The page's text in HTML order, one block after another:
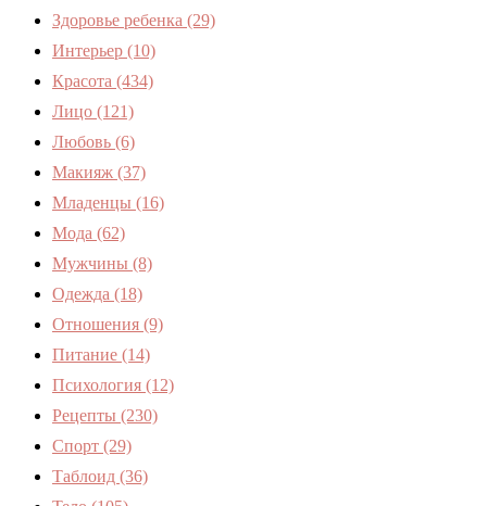
Здоровье ребенка (29)
Интерьер (10)
Красота (434)
Лицо (121)
Любовь (6)
Макияж (37)
Младенцы (16)
Мода (62)
Мужчины (8)
Одежда (18)
Отношения (9)
Питание (14)
Психология (12)
Рецепты (230)
Спорт (29)
Таблоид (36)